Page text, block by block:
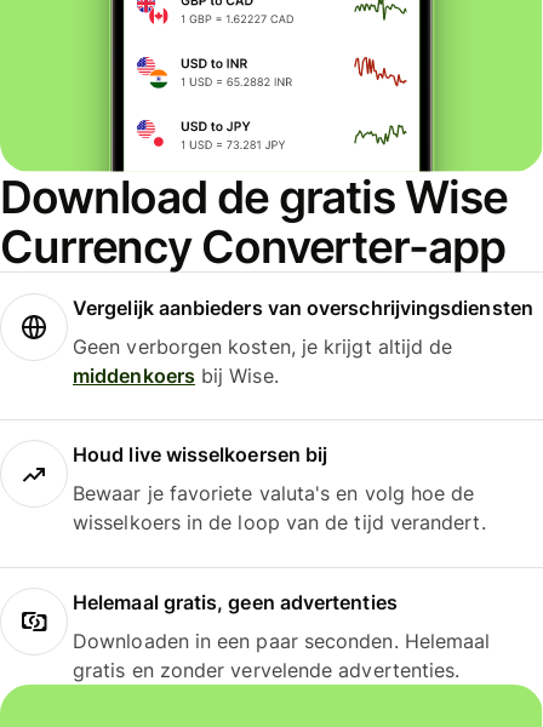
Download de gratis Wise
Currency Converter-app
Vergelijk aanbieders van overschrijvingsdiensten
Geen verborgen kosten, je krijgt altijd de
middenkoersbij Wise.
Houd live wisselkoersen bij
Bewaar je favoriete valuta's en volg hoe de
wisselkoers in de loop van de tijd verandert.
Helemaal gratis, geen advertenties
Downloaden in een paar seconden. Helemaal
gratis en zonder vervelende advertenties.